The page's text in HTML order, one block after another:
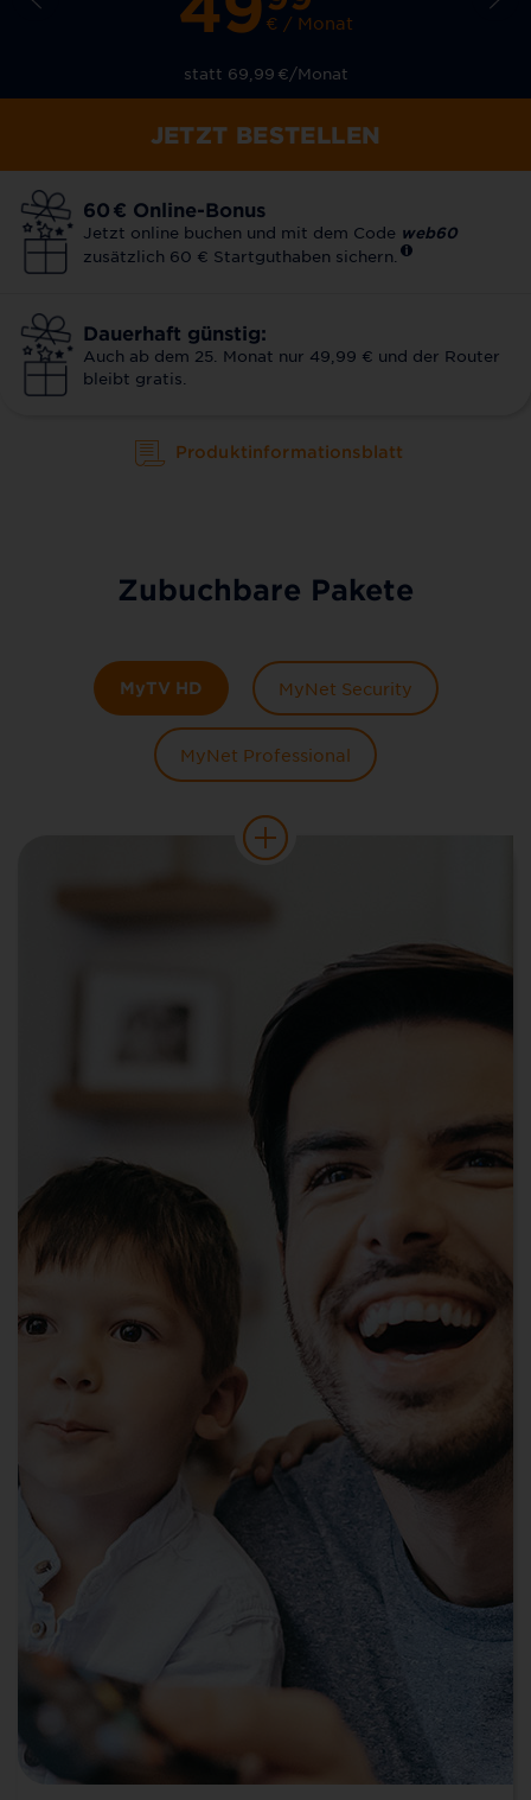
€ / Monat
statt 69,99 €/Monat
JETZT BESTELLEN
60 € Online-Bonus
Jetzt online buchen und mit dem Code web60
zusätzlich 60 € Startguthaben sichern.
Dauerhaft günstig:
Auch ab dem 25. Monat nur 49,99 € und der Router
bleibt gratis.
Produktinformationsblatt
Zubuchbare Pakete
MyTV HD MyNet Security
MyNet Professional